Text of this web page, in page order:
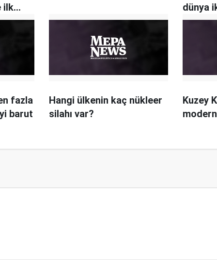
ilk dünya
fazla
barut
Hangi ülkenin kaç nükleer
silahı var?
Kuzey